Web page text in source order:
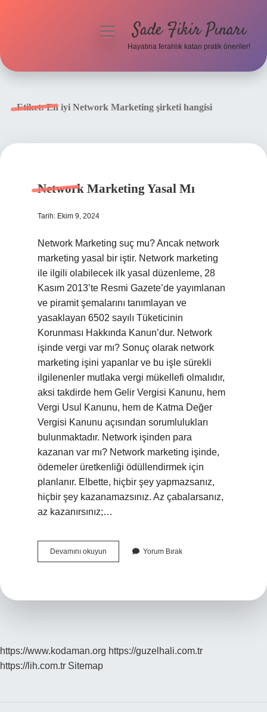
menüyüSade Fikir Pınarı
Hayatına ferahlık katan pratik öneriler!
Etiket:En iyi Network Marketing şirketi hangisi
Network Marketing Yasal Mı
Tarih: Ekim 9, 2024
Network Marketing suç mu? Ancak network
marketing yasal bir iştir. Network marketing
ile ilgili olabilecek ilk yasal düzenleme, 28
Kasım 2013’te Resmi Gazete’de yayımlanan
ve piramit şemalarını tanımlayan ve
yasaklayan 6502 sayılı Tüketicinin
Korunması Hakkında Kanun’dur. Network
işinde vergi var mı? Sonuç olarak network
marketing işini yapanlar ve bu işle sürekli
ilgilenenler mutlaka vergi mükellefi olmalıdır,
aksi takdirde hem Gelir Vergisi Kanunu, hem
Vergi Usul Kanunu, hem de Katma Değer
Vergisi Kanunu açısından sorumlulukları
bulunmaktadır. Network işinden para
kazanan var mı? Network marketing işinde,
ödemeler üretkenliği ödüllendirmek için
planlanır. Elbette, hiçbir şey yapmazsanız,
hiçbir şey kazanamazsınız. Az çabalarsanız,
az kazanırsınız;…
Devamını okuyun Network
Marketing
Yorum Bırak
https://www.kodaman.org https://guzelhali.com.tr
https://lih.com.tr Sitemap